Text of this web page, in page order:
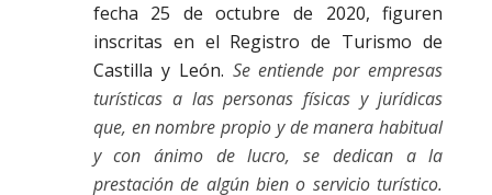
fecha 25 de octubre de 2020, figuren
inscritas en el Registro de Turismo de
Castilla y León. Se entiende por empresas
turísticas a las personas físicas y jurídicas
que, en nombre propio y de manera habitual
y con ánimo de lucro, se dedican a la
prestación de algún bien o servicio turístico.